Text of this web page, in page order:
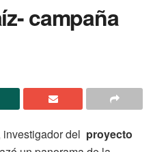
campaña
investigador del proyecto